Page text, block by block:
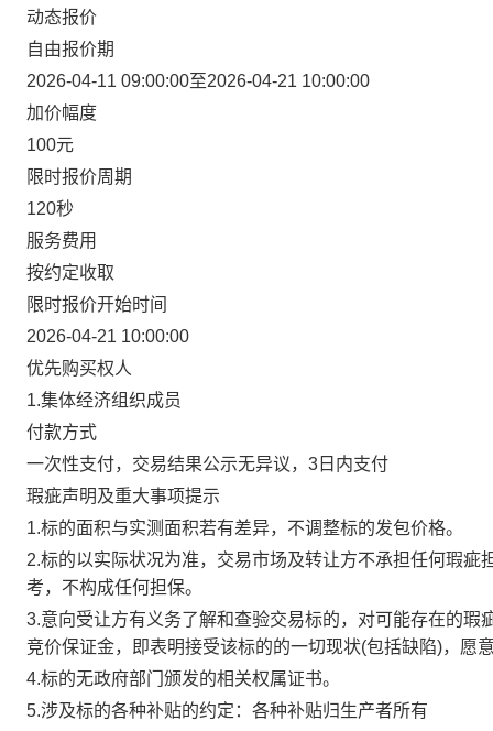
动态报价
自由报价期
2026-04-11 09:00:00至2026-04-21 10:00:00
加价幅度
100元
限时报价周期
120秒
服务费用
按约定收取
限时报价开始时间
2026-04-21 10:00:00
优先购买权人
1.集体经济组织成员
付款方式
一次性支付，交易结果公示无异议，3日内支付
瑕疵声明及重大事项提示
1.标的面积与实测面积若有差异，不调整标的发包价格。
2.标的以实际状况为准，交易市场及转让方不承担任何瑕
考，不构成任何担保。
3.意向受让方有义务了解和查验交易标的，对可能存在的
竞价保证金，即表明接受该标的的一切现状(包括缺陷)，愿
4.标的无政府部门颁发的相关权属证书。
5.涉及标的各种补贴的约定：各种补贴归生产者所有